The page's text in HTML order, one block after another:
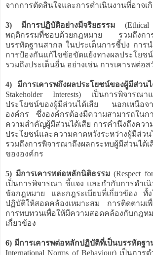
จากการตัดสินใจและการดำเนินงานที่อาจเ
3) มีการปฏิบัติอย่างมีจริยธรรม (Ethical
พฤติกรรมที่ชอบด้วยกฎหมาย รวมถึง
บรรทัดฐานสากล ในประเด็นการชี้บ่ง การ
การป้องกันแก้ไขข้อขัดแย้งทางผลประโยชน์
รวมถึงประเด็นอื่น อย่างเช่น การเคารพต่อ
4) มีการเคารพถึงผลประโยชน์ของผู้มีส่วนไ
Stakeholder Interests) เป็นการพิจารณา
ประโยชน์ของผู้มีส่วนได้เสีย นอกเหนือจ
องค์กร ซึ่งองค์กรต้องมีความสามารถในก
ความสำคัญผู้มีส่วนได้เสีย การคำนึงถึงควา
ประโยชน์และความคาดหวังระหว่างผู้มีส่ว
รวมถึงการพิจารณาถึงผลกระทบผู้มีส่วนได้เ
ขององค์กร
5) มีการเคารพต่อหลักนิติธรรม(Respect
เป็นการพิจารณา ชี้แจง และกำกับการดำเนิ
ข้อกฎหมาย และกฎระเบียบที่เกี่ยวข้อง ทั้
ปฏิบัติให้สอดคล้องเหมาะสม การติดตามเ
การทบทวนเพื่อให้มีความสอดคล้องกับกฎ
เกี่ยวข้อง
6) มีการเคารพต่อหลักปฏิบัติที่เป็นบรรทัดฐา
International Norms of Behaviour) เป็นการ